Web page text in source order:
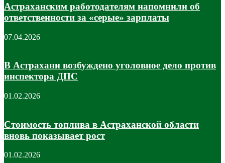
Астраханским работодателям напомнили об
ответственности за «серые» зарплаты
07.04.2026
В Астрахани возбуждено уголовное дело против
инспектора ДПС
01.02.2026
Стоимость топлива в Астраханской области
вновь показывает рост
01.02.2026